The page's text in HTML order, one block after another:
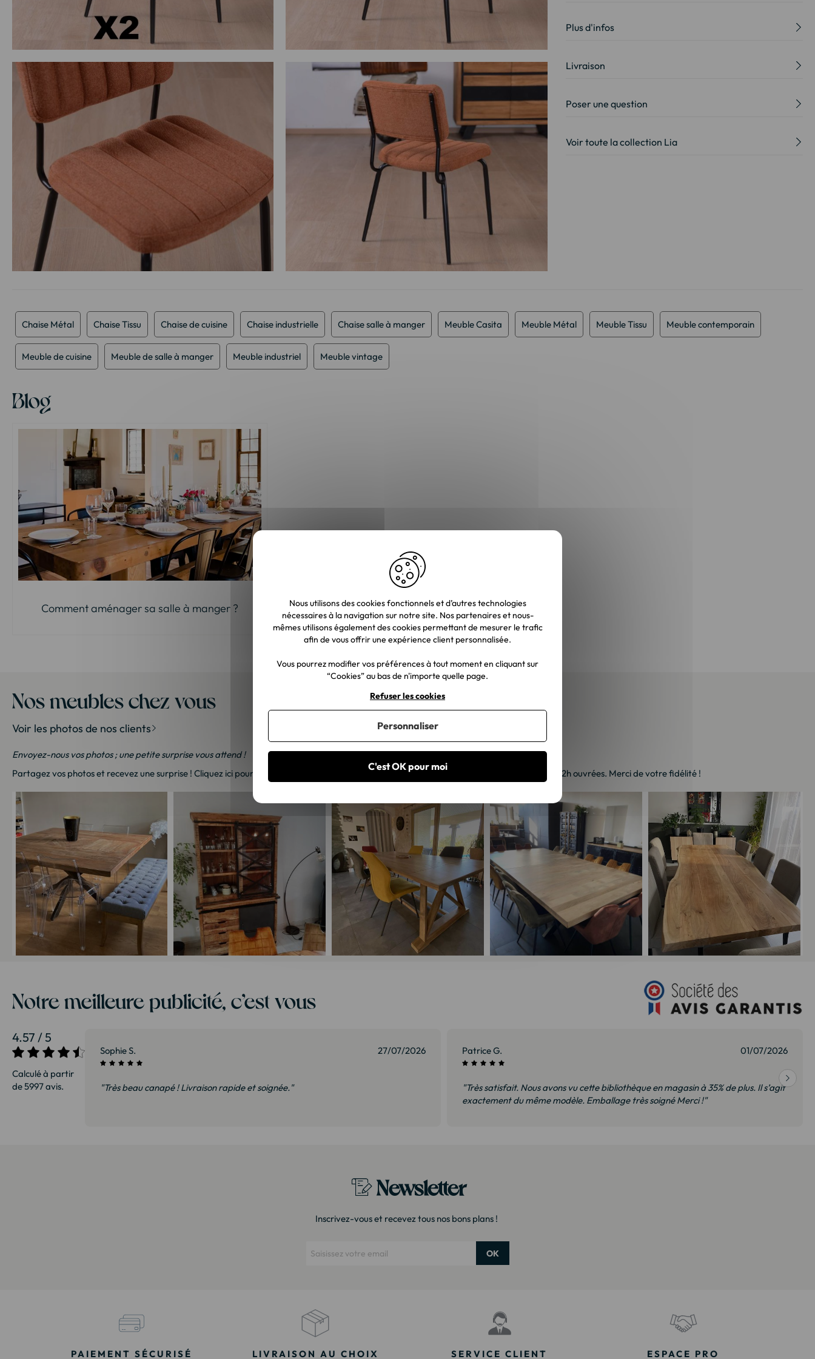
de
Galerie
d’images
Plus d'infos
Livraison
Poser une question
Voir toute la collection Lia
Chaise Métal Chaise Tissu Chaise de cuisine Chaise industrielle Chaise salle à manger Meuble Casita Meuble Métal Meuble Tissu Meuble contemporain
Meuble de cuisine Meuble de salle à manger Meuble industriel Meuble vintage
Blog
Comment aménager sa salle à manger ?
Nos meubles chez vous
Voir les photos de nos clients
Envoyez-nous vos photos ; une petite surprise vous attend !
Partagez vos photos et recevez une surprise ! Cliquez ici pour nous envoyer vos photos. Une petite attention vous sera envoyée sous 48h à 72h ouvrées. Merci de votre fidélité !
Notre meilleure publicité, c’est vous
4.57 / 5
Calculé à partir
de 5997 avis.
27/07/2026
ravis et
Sophie S. 27/07/2026
"Très beau canapé ! Livraison rapide et soignée."
Patrice G. 01/07/2026
"Très satisfait. Nous avons vu cette bibliothèque en magasin à 35% de plus. Il s’agit
exactement du même modèle. Emballage très soigné Merci !"
Newsletter
Inscrivez-vous et recevez tous nos bons plans !
OK
PAIEMENT SÉCURISÉ LIVRAISON AU CHOIX SERVICE CLIENT ESPACE PRO
Nous utilisons des cookies fonctionnels et d’autres technologies
nécessaires à la navigation sur notre site. Nos partenaires et nous-
mêmes utilisons également des cookies permettant de mesurer le trafic
afin de vous offrir une expérience client personnalisée.
Vous pourrez modifier vos préférences à tout moment en cliquant sur
“Cookies” au bas de n'importe quelle page.
C'est OK pour moi
Refuser les cookies
Personnaliser